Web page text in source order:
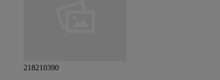
218210390